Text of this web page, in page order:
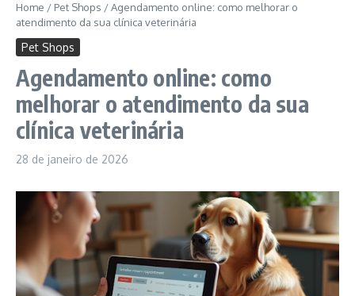
Home / Pet Shops /Agendamento online: como melhorar o
atendimento da sua clínica veterinária
Pet Shops
Agendamento online: como
melhorar o atendimento da sua
clínica veterinária
28 de janeiro de 2026